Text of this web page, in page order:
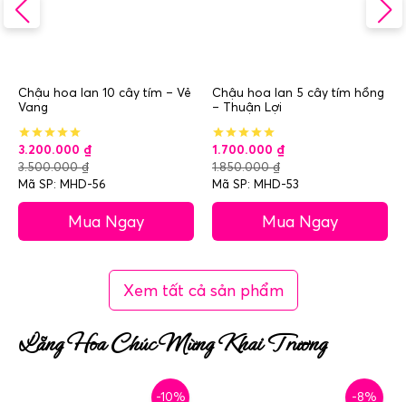
Chậu hoa lan 10 cây tím – Vẻ
Vang
3.200.000 ₫
3.500.000₫
Mã SP: MHD-56
Mua Ngay
Chậu hoa lan 5 cây tím hồng
– Thuận Lợi
1.700.000 ₫
1.850.000₫
Mã SP: MHD-53
Mua Ngay
Xem tất cả sản phẩm
Lẵng Hoa Chúc Mừng Khai Trương
-10% -8%